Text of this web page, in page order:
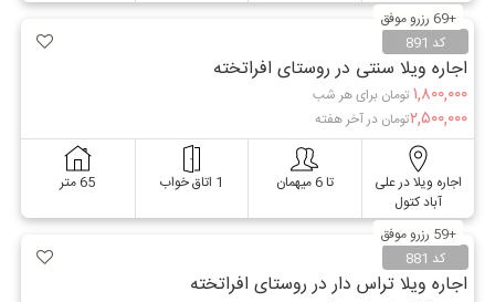
کد 891
+69 رزرو موفق
اجاره ویلا سنتی در روستای افراتخته
۱,۸۰۰,۰۰۰ تومان برای هر شب
۲,۵۰۰,۰۰۰تومان در آخر هفته
اجاره ویلا در علی
آباد کتول
تا 6 میهمان 1 اتاق خواب 65 متر
کد 881
+59 رزرو موفق
اجاره ویلا تراس دار در روستای افراتخته